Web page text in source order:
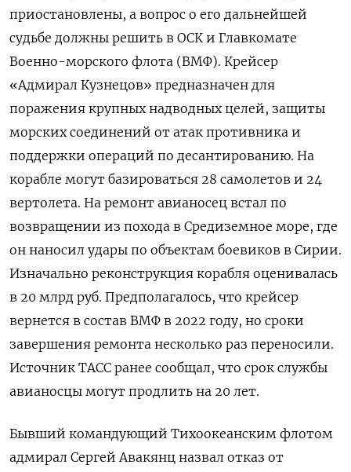
приостановлены, а вопрос о его дальнейшей
судьбе должны решить в ОСК и Главкомате
Военно-морского флота (ВМФ). Крейсер
«Адмирал Кузнецов» предназначен для
поражения крупных надводных целей, защиты
морских соединений от атак противника и
поддержки операций по десантированию. На
корабле могут базироваться 28 самолетов и 24
вертолета. На ремонт авианосец встал по
возвращении из похода в Средиземное море, где
он наносил удары по объектам боевиков в Сирии.
Изначально реконструкция корабля оценивалась
в 20 млрд руб. Предполагалось, что крейсер
вернется в состав ВМФ в 2022 году, но сроки
завершения ремонта несколько раз переносили.
Источник ТАСС ранее сообщал, что срок службы
авианосцы могут продлить на 20 лет.
Бывший командующий Тихоокеанским флотом
адмирал Сергей Авакянц назвал отказ от